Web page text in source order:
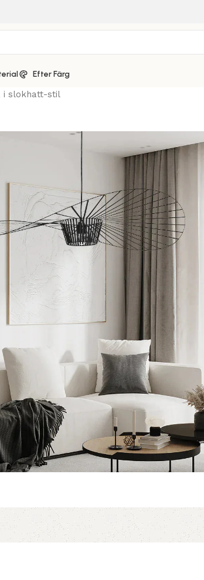
Efter Färg
i slokhatt-stil